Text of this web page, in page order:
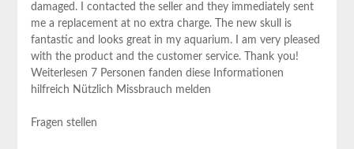
damaged. I contacted the seller and they immediately sent
me a replacement at⁤ no extra charge. The ⁤new skull is⁣
fantastic and looks great in my aquarium. I am very pleased
with the product and the customer service. Thank you!
Weiterlesen 7 Personen fanden diese Informationen
hilfreich Nützlich Missbrauch melden
Fragen stellen